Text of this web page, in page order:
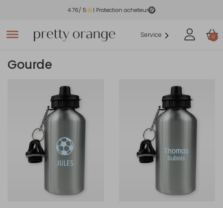
4.76/ 5 | Protection acheteur
Service 0
Gourde